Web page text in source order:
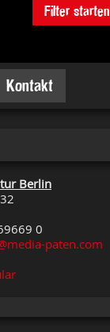
Filter starten
Kontakt
Berlin
0
paten.com